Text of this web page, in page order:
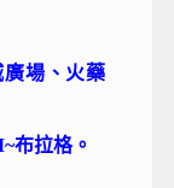
廣場、火藥
布拉格。